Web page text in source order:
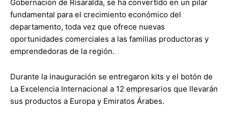
Gobernación de Risaralda, se ha convertido en un pilar
fundamental para el crecimiento económico del
departamento, toda vez que ofrece nuevas
oportunidades comerciales a las familias productoras y
emprendedoras de la región.
Durante la inauguración se entregaron kits y el botón de
La Excelencia Internacional a 12 empresarios que llevarán
sus productos a Europa y Emiratos Árabes.